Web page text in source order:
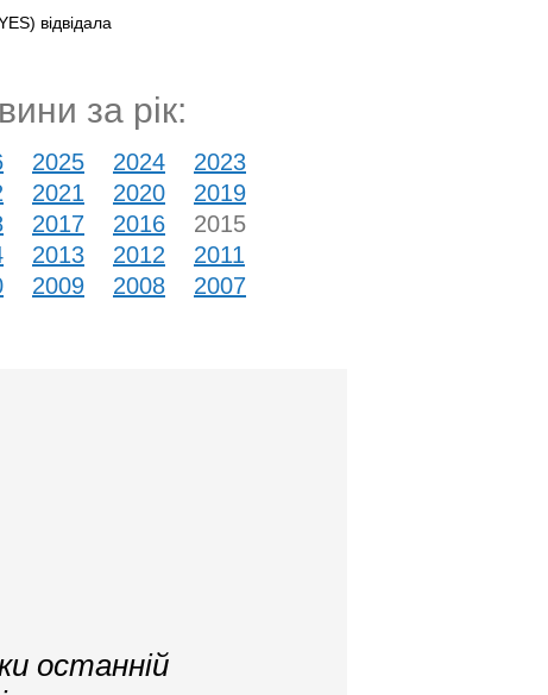
відвідала
за рік:
2025 2024
2023
2021 2020
2019
2017 2016
2015
2013 2012
2011
2009 2008 2007
останній